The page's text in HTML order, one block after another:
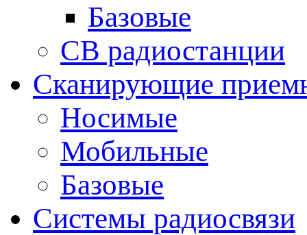
Базовые
CB радиостанции
Сканирующие
Носимые
Мобильные
Базовые
Системы радиосвязи